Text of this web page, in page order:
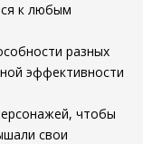
к любым
разных
эффективности
чтобы
свои